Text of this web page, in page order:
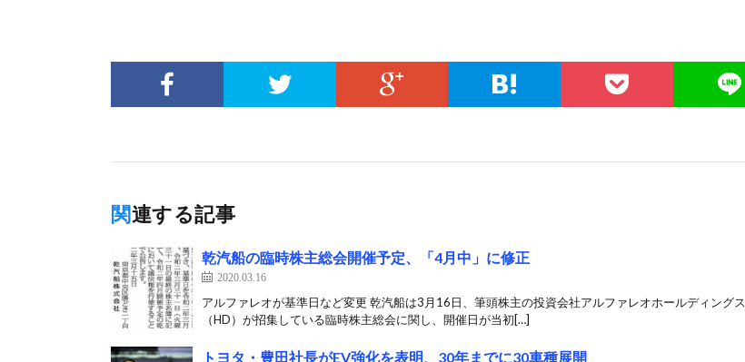
関連する記事
乾汽船の臨時株主総会開催予定、「4月中」に修正
2020.03.16
アルファレオが基準日など変更 乾汽船は3月16日、筆頭株主の投資会社アルファレオホールディングス
（HD）が招集している臨時株主総会に関し、開催日が当初[…]
トヨタ・豊田社長がEV強化を表明、30年までに30車種展開